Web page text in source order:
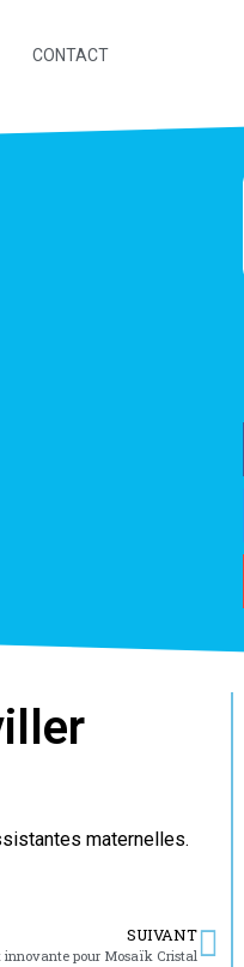
CONTACT
maternelles.
SUIVANT
innovante pour Mosaïk Cristal